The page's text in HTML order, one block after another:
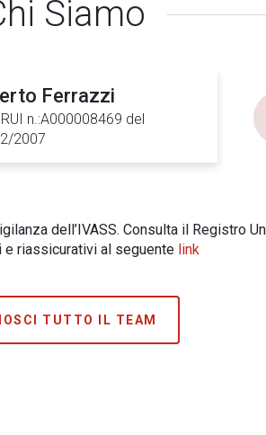
Siamo
Ferrazzi
n.:A000008469 del
2007
dell’IVASS. Consulta il Registro
e riassicurativi al seguente link
TUTTO IL TEAM